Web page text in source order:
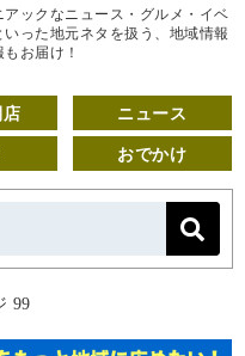
ックなニュース・グルメ・イベ
った地元ネタを扱う、地域情報
お届け！
店 ニュース
おでかけ
99